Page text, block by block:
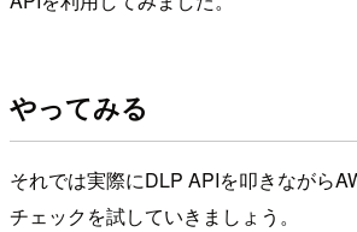
やってみる
それでは実際にDLP APIを叩きながら
チェックを試していきましょう。